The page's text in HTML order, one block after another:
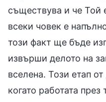
съществува и че Той
всеки човек е
този факт ще бъде
извърши делото на
вселена. Този етап
когато работата